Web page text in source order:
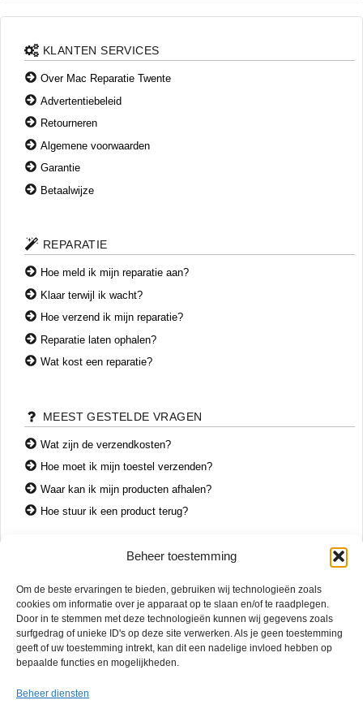
Beheer toestemming
Om de beste ervaringen te bieden, gebruiken wij technologieën zoals
cookies om informatie over je apparaat op te slaan en/of te raadplegen.
Door in te stemmen met deze technologieën kunnen wij gegevens zoals
surfgedrag of unieke ID's op deze site verwerken. Als je geen toestemming
geeft of uw toestemming intrekt, kan dit een nadelige invloed hebben op
bepaalde functies en mogelijkheden.
Beheer diensten
KLANTEN SERVICES
Over Mac Reparatie Twente
Advertentiebeleid
Retourneren
Algemene voorwaarden
Garantie
Betaalwijze
REPARATIE
Hoe meld ik mijn reparatie aan?
Klaar terwijl ik wacht?
Hoe verzend ik mijn reparatie?
Reparatie laten ophalen?
Wat kost een reparatie?
MEEST GESTELDE VRAGEN
Wat zijn de verzendkosten?
Hoe moet ik mijn toestel verzenden?
Waar kan ik mijn producten afhalen?
Hoe stuur ik een product terug?
+31 74 7850071
+31 683 65 60 77
Wemenstraat 26
7551 EX Hengelo